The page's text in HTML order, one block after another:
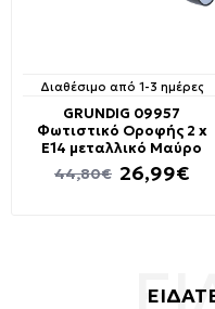
Διαθέσιμο από 1-3 ημέρες
GRUNDIG 09957
Φωτιστικό Οροφής 2 x
E14 μεταλλικό Μαύρο
26,99€
44,80€